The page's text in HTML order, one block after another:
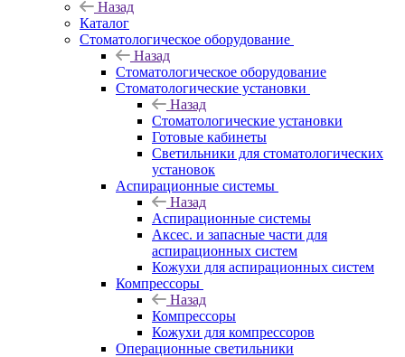
Назад
Каталог
Стоматологическое оборудование
Назад
Стоматологическое оборудование
Стоматологические установки
Назад
Стоматологические установки
Готовые кабинеты
Светильники для стоматологических
установок
Аспирационные системы
Назад
Аспирационные системы
Аксес. и запасные части для
аспирационных систем
Кожухи для аспирационных систем
Компрессоры
Назад
Компрессоры
Кожухи для компрессоров
Операционные светильники